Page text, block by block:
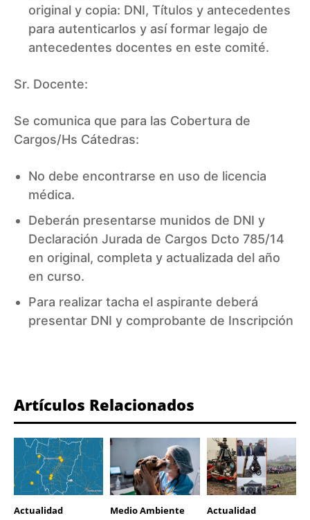
original y copia: DNI, Títulos y antecedentes
para autenticarlos y así formar legajo de
antecedentes docentes en este comité.
Sr. Docente:
Se comunica que para las Cobertura de
Cargos/Hs Cátedras:
No debe encontrarse en uso de licencia
médica.
Deberán presentarse munidos de DNI y
Declaración Jurada de Cargos Dcto 785/14
en original, completa y actualizada del año
en curso.
Para realizar tacha el aspirante deberá
presentar DNI y comprobante de Inscripción
Artículos Relacionados
Actualidad Medio Ambiente Actualidad